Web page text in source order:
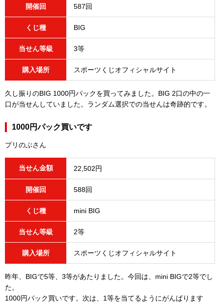
開催回 587回
くじ種 BIG
当せん等級 3等
購入場所 スポーツくじオフィシャルサイト
久し振りのBIG 1000円パックを買ってみました。BIG 2口の中の一
口が当せんしていました。ランダム選択での当せんは奇跡的です。
1000円パック買いです
プリのぶさん
当せん金額 22,502円
開催回 588回
くじ種 mini BIG
当せん等級 2等
購入場所 スポーツくじオフィシャルサイト
昨年、BIGで5等、3等があたりました。今回は、mini BIGで2等でし
た。
1000円パック買いです。次は、1等を当てるようにがんばります